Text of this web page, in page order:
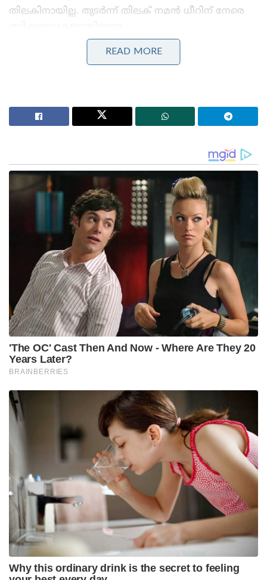
തിലകിനായില്ല. തുടർന്ന് തിലക് നമൻ ധീറിന് നേരെ
Stories you may like
വേദിയാകും
ഗ്ലാസ്‌ഗോയിൽ ഇന്ത്യൻ ബോക്സിങ് കരുത്ത്:
“നമൻ ധീർ തന്റെ ജോലി കൃത്യമായാണ് ചെയ്തത്.
ഇടത്തോട്ട് ഒന്ന് ഡൈവ് ചെയ്തിരുന്നെങ്കിൽ തിലകിന്
ആ ക്യാച്ച് എടുക്കാമായിരുന്നു. അതിന് പകരം അവൻ
നമനെ കുറ്റപ്പെടുത്തുകയാണ് ചെയ്തത്. പിന്നീട് ഒരു
മികച്ച ക്യാച്ച് തിലക് എടുത്തു, പക്ഷേ അതുകൊണ്ട്
എന്ത് ഗുണം? ദൈവം അവനെ ശിക്ഷിച്ചു, അവന്റെ ആ
ക്യാച്ച് വെറുതെയായി.” മൈതാനത്ത് വെച്ച്
സഹതാരത്തെ ശകാരിക്കുന്നത് ഒട്ടും ശരിയല്ലെന്ന്
ശ്രീകാന്ത് ഓർമ്മിപ്പിച്ചു. “നിങ്ങൾ
സഹപ്രവർത്തകരോട് അലറരുത്. തിലക് നമനെ
പരസ്യമായി നാണം കെടുത്തി. ഇത്തരം ചെറിയ
നിമിഷങ്ങളാണ് വലിയ വ്യത്യാസങ്ങൾ ഉണ്ടാക്കുന്നത്.
അനാവശ്യമായി ദേഷ്യപ്പെടുന്നതിന് പകരം ആ ക്യാച്ച്
എടുക്കാനാണ് തിലക് ശ്രമിക്കേണ്ടിയിരുന്നത്,”
അദ്ദേഹം കൂട്ടിച്ചേർത്തു.
ഇംപാക്ട് സബ്ബായി വന്ന ലെഗ് സ്പിന്നർ രഘു
ശർമ്മയെ ഒരു ഓവർ പോലും ബോളിംഗിനായി
ഉപയോഗിക്കാത്ത മുംബൈ നായകന്റെ
തീരുമാനത്തെയും ശ്രീകാന്ത് വിമർശിച്ചു.ഇടങ്കയ്യൻ
ബാറ്റർമാർ ക്രീസിലുള്ളപ്പോൾ ലെഗ് സ്പിന്നർ ബോൾ
ചെയ്യാൻ പാടില്ലെന്ന് വല്ല നിയമവുമുണ്ടോ എന്ന്
അദ്ദേഹം ചോദിച്ചു. പരിചയസമ്പന്നനായ രഘുവിനെ
മാറ്റിനിർത്തി രാജ് ബാവയെ അവസാന ഓവർ
ഏല്പിച്ചത് വലിയ മണ്ടത്തരമായെന്നും ശ്രീകാന്ത്
നിരീക്ഷിച്ചു.
READ MORE